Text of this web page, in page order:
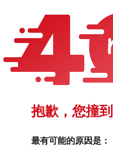
抱歉，您撞
最有可能的原因是：